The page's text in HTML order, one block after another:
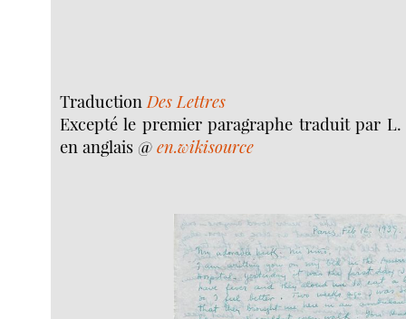
TraductionDes Lettres
Excepté le premier paragraphe traduit par L.
en anglais @en.wikisource